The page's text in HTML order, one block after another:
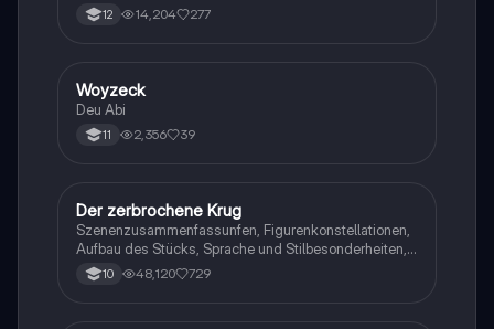
12 14,204 277
Deutsch
Woyzeck
Deu Abi
11 2,356 39
Deutsch
Der zerbrochene Krug
Szenenzusammenfassunfen, Figurenkonstellationen,
Aufbau des Stücks, Sprache und Stilbesonderheiten,
Aussageabsicht, Thematik, Interpretation
10 48,120 729